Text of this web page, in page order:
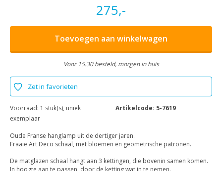
275,-
Toevoegen aan winkelwagen
Voor 15.30 besteld, morgen in huis
Zet in favorieten
Voorraad: 1 stuk(s), uniek
exemplaar
Artikelcode: 5-7619
Oude Franse hanglamp uit de dertiger jaren.
Fraaie Art Deco schaal, met bloemen en geometrische patronen.
De matglazen schaal hangt aan 3 kettingen, die bovenin samen komen.